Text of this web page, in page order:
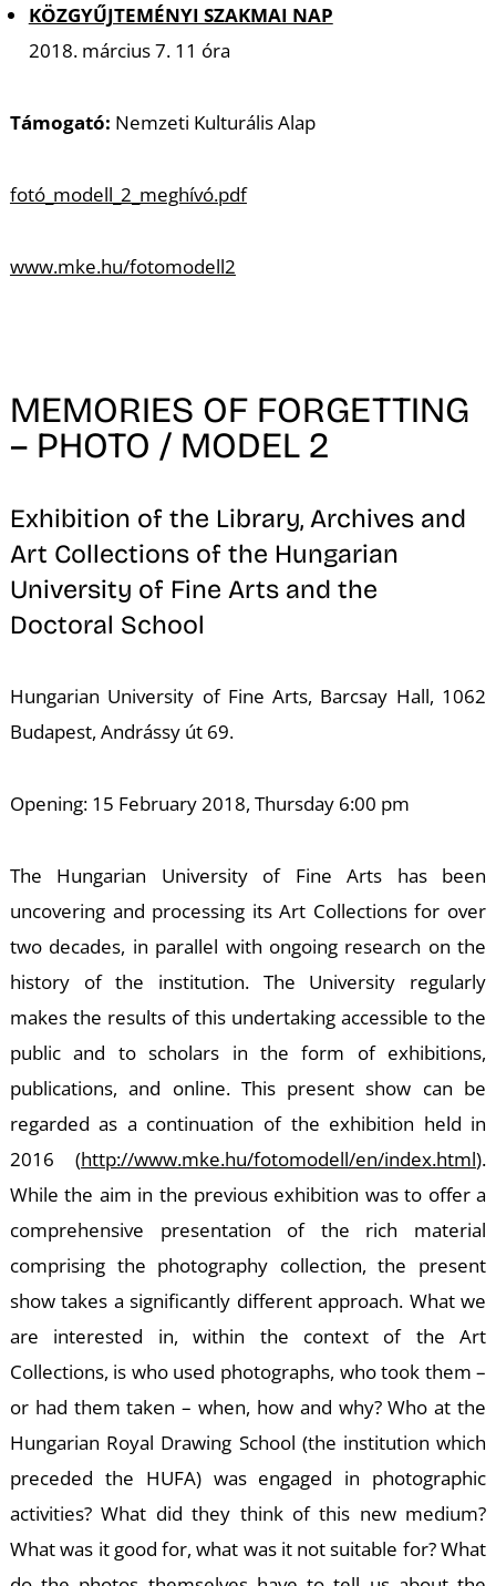
KÖZGYŰJTEMÉNYI SZAKMAI NAP
2018. március 7. 11 óra
Támogató: Nemzeti Kulturális Alap
fotó_modell_2_meghívó.pdf
www.mke.hu/fotomodell2
MEMORIES OF FORGETTING
– PHOTO / MODEL 2
Exhibition of the Library, Archives and
Art Collections of the Hungarian
University of Fine Arts and the
Doctoral School
Hungarian University of Fine Arts, Barcsay Hall, 1062
Budapest, Andrássy út 69.
Opening: 15 February 2018, Thursday 6:00 pm
The Hungarian University of Fine Arts has been
uncovering and processing its Art Collections for over
two decades, in parallel with ongoing research on the
history of the institution. The University regularly
makes the results of this undertaking accessible to the
public and to scholars in the form of exhibitions,
publications, and online. This present show can be
regarded as a continuation of the exhibition held in
2016 (http://www.mke.hu/fotomodell/en/index.html).
While the aim in the previous exhibition was to offer a
comprehensive presentation of the rich material
comprising the photography collection, the present
show takes a significantly different approach. What we
are interested in, within the context of the Art
Collections, is who used photographs, who took them –
or had them taken – when, how and why? Who at the
Hungarian Royal Drawing School (the institution which
preceded the HUFA) was engaged in photographic
activities? What did they think of this new medium?
What was it good for, what was it not suitable for? What